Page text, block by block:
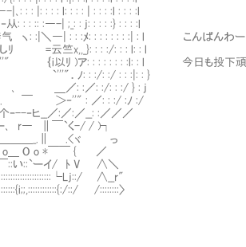
: |: : : : l: : : : | : : : :l : : : :l
: : : :: :―-| ;_: : j: : : : :} : : : :l
ヽ: :|＼―| : : :ﾒ: : : : : : : :| : l こんぱんわー
しﾘ =云竺x,,_}: : : :/: : : l: : l
｛i以ﾘ )ア: : : : : : : :l: : l 今日も投下頑張
`'''"．ﾉ: : :/: :/ : : :|: : }
＿／: :／: :/: : :/ } : j
￣ ＞‐''" : ／: : :/ :ﾉ :/
‐ヒ__／:／:／__: :／／／
､ r― ∥￣`く-/ / )┐
＿_.∥ .<ヾ っ
O o *￣￣ { ／
::い::`ーイ/ ﾄ V ∧＼
∧__r"
::/ /::::::::〉